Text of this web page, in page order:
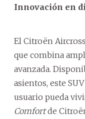
Innovación en
El Citroën
que combina
avanzada.
asientos, este
usuario pueda
Comfortde